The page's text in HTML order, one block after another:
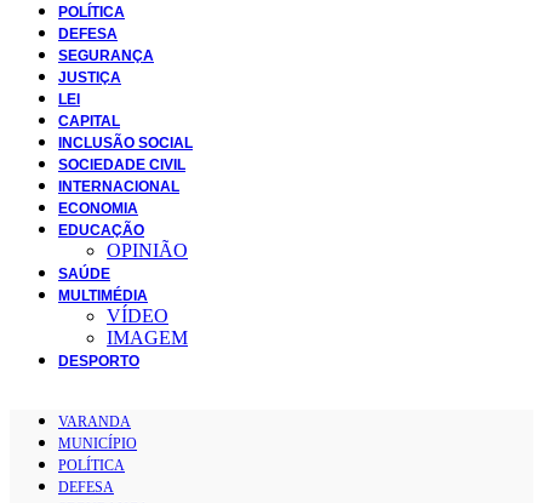
POLÍTICA
DEFESA
SEGURANÇA
JUSTIÇA
LEI
CAPITAL
INCLUSÃO SOCIAL
SOCIEDADE CIVIL
INTERNACIONAL
ECONOMIA
EDUCAÇÃO
OPINIÃO
SAÚDE
MULTIMÉDIA
VÍDEO
IMAGEM
DESPORTO
VARANDA
MUNICÍPIO
POLÍTICA
DEFESA